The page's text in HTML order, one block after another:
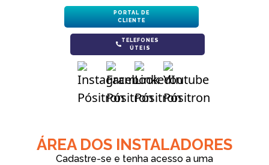
PORTAL DE
CLIENTE
TELEFONES
ÚTEIS
ÁREA DOS INSTALADORES
Cadastre-se e tenha acesso a uma